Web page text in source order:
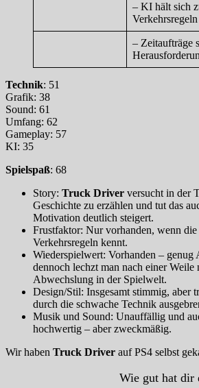
– KI hält sich
Verkehrsregeln
– Zeitaufträge
Technik: 51
Grafik: 38
Sound: 61
Umfang: 62
Gameplay: 57
KI: 35
Spielspaß: 68
Story: Truck Driver versucht in der
Geschichte zu erzählen und tut das
Motivation deutlich steigert.
Frustfaktor: Nur vorhanden, wenn
Verkehrsregeln kennt.
Wiederspielwert: Vorhanden – genug
dennoch lechzt man nach einer Weile
Abwechslung in der Spielwelt.
Design/Stil: Insgesamt stimmig, aber
durch die schwache Technik
Musik und Sound: Unauffällig und
hochwertig – aber zweckmäßig.
Wir haben Truck Driver auf PS4 selbst
Wie gut hat dir